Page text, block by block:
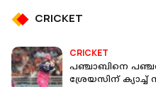
CRICKET
CRICKET
പഞ്ചാബിനെ
ശ്രേയസിന് ക്യാച്ച്